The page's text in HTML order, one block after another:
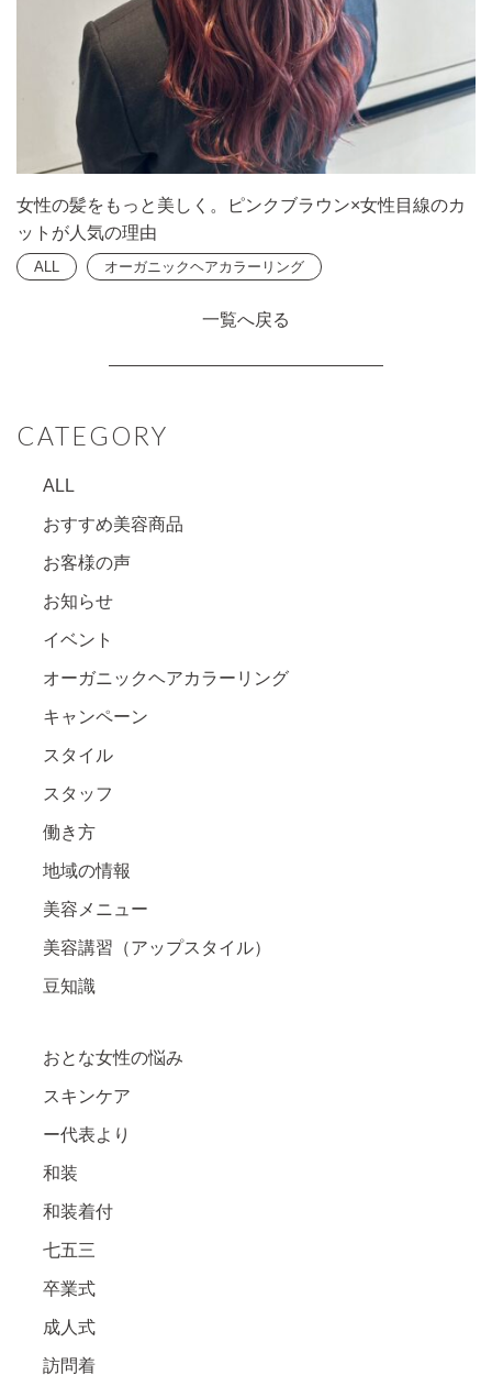
CATEGORY
ALL
おすすめ美容商品
お客様の声
お知らせ
イベント
オーガニックヘアカラーリング
キャンペーン
スタイル
スタッフ
働き方
地域の情報
美容メニュー
美容講習（アップスタイル）
豆知識
おとな女性の悩み
スキンケア
ー代表より
和装
和装着付
七五三
卒業式
成人式
訪問着
女性の髪をもっと美しく。ピンクブラウン×女性目線のカ
ットが人気の理由
ALL オーガニックヘアカラーリング
一覧へ戻る